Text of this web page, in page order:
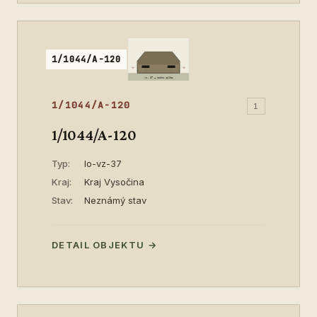
1/1044/A-120
1/1044/A-120 1
1/1044/A-120
Typ:
lo-vz-37
Kraj:
Kraj Vysočina
Stav:
Neznámý stav
DETAIL OBJEKTU →